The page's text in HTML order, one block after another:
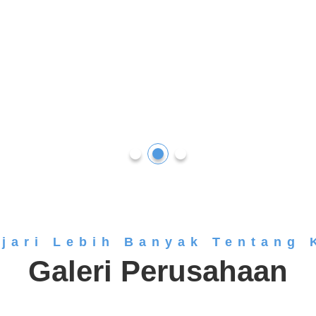
Lebih Banyak Tentang
Galeri Perusahaan